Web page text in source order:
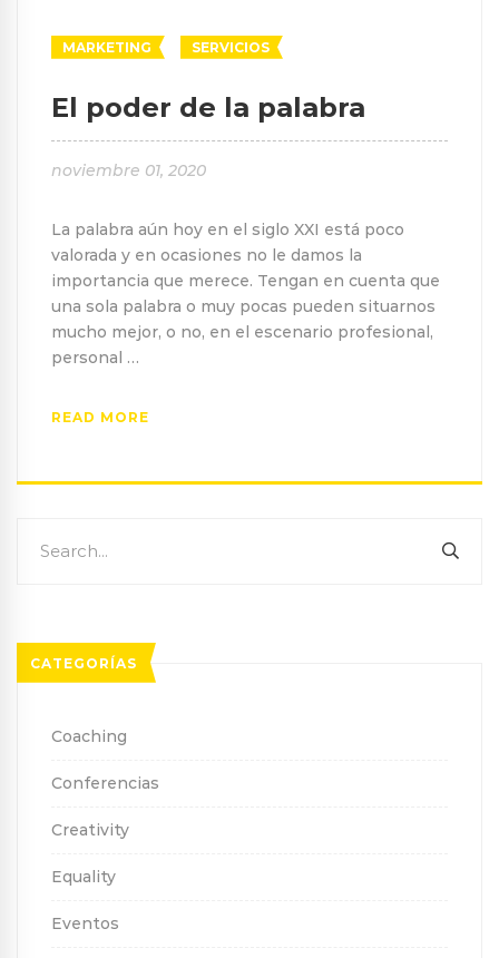
MARKETING SERVICIOS
El poder de la palabra
noviembre 01, 2020
La palabra aún hoy en el siglo XXI está poco
valorada y en ocasiones no le damos la
importancia que merece. Tengan en cuenta que
una sola palabra o muy pocas pueden situarnos
mucho mejor, o no, en el escenario profesional,
personal …
READ MORE
for:
CATEGORÍAS
Coaching
Conferencias
Creativity
Equality
Eventos